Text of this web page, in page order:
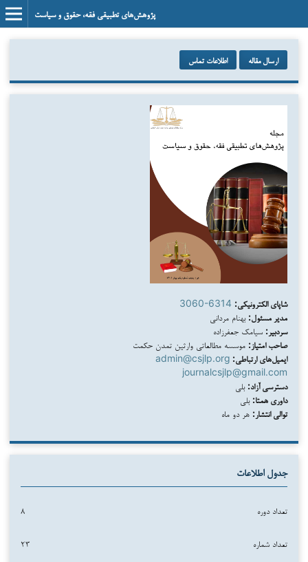
پژوهش‌های تطبیقی فقه، حقوق و سیاست
ارسال مقاله اطلاعات تماس
شاپای الکترونیکی: 3060-6314
مدیر مسئول: بهنام مردانی
سردبیر: سیامک جعفرزاده
صاحب امتیاز: موسسه مطالعاتی وارثین تمدن حکمت
ایمیل‌های ارتباطی: admin@csjlp.org
journalcsjlp@gmail.com
دسترسی آزاد: بلی
داوری همتا: بلی
توالی انتشار: هر دو ماه
جدول اطلاعات
تعداد دوره ۸
تعداد شماره ۲۳